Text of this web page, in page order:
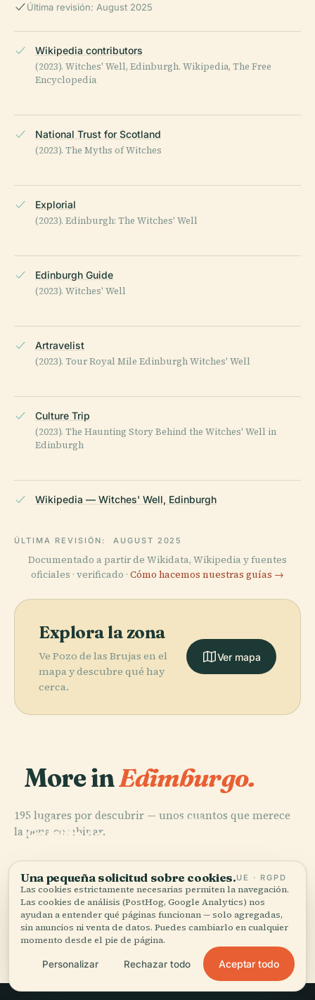
Última revisión: August 2025
Wikipedia contributors
(2023). Witches' Well, Edinburgh. Wikipedia, The Free
Encyclopedia
National Trust for Scotland
(2023). The Myths of Witches
Explorial
(2023). Edinburgh: The Witches' Well
Edinburgh Guide
(2023). Witches' Well
Artravelist
(2023). Tour Royal Mile Edinburgh Witches' Well
Culture Trip
(2023). The Haunting Story Behind the Witches' Well in
Edinburgh
Wikipedia — Witches' Well, Edinburgh
ÚLTIMA REVISIÓN: AUGUST 2025
Documentado a partir de Wikidata, Wikipedia y fuentes
oficiales · verificado · Cómo hacemos nuestras guías →
Explora la zona
Ve Pozo de las Brujas en el
mapa y descubre qué hay
cerca.
Ver mapa
More inEdimburgo.
195 lugares por descubrir — unos cuantos que merece
la pena combinar.
PLACE
Castillo de
PLACE
PLACE
Galería
Escocia
PLACE
Edimburgo
Los 195 lugares de Edimburgo
Una pequeña solicitud sobre cookies.UE · RGPD
Las cookies estrictamente necesarias permiten la navegación.
Las cookies de análisis (PostHog, Google Analytics) nos
ayudan a entender qué páginas funcionan — solo agregadas,
sin anuncios ni venta de datos. Puedes cambiarlo en cualquier
momento desde el pie de página.
Personalizar Rechazar todo Aceptar todo